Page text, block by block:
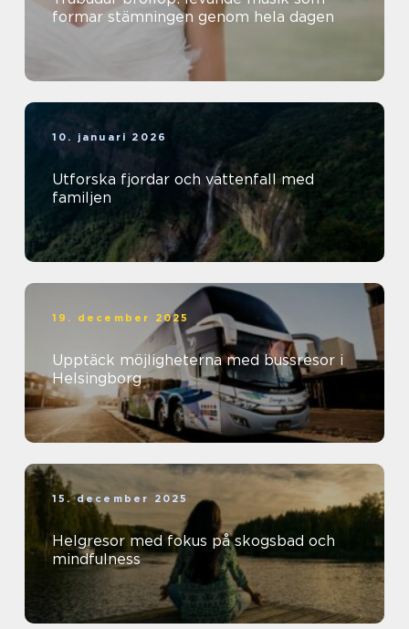
formar stämningen genom hela dagen
10. januari 2026
Utforska fjordar och vattenfall med
familjen
19. december 2025
Upptäck möjligheterna med bussresor i
Helsingborg
15. december 2025
Helgresor med fokus på skogsbad och
mindfulness